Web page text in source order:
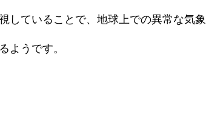
していることで、地球上での異常な気象
ようです。